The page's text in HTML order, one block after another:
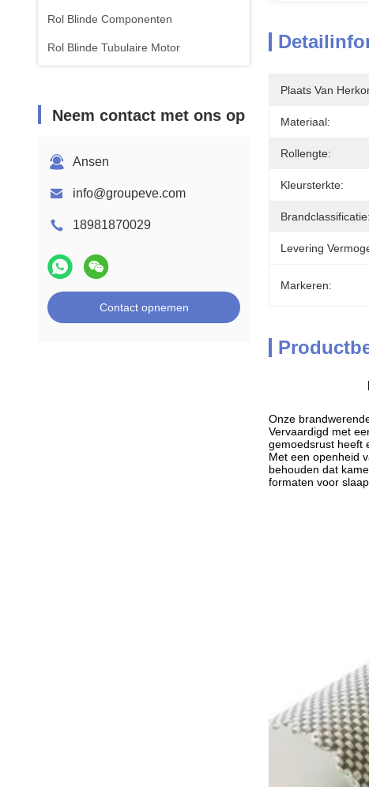
Rol Blinde Componenten
Rol Blinde Tubulaire Motor
Neem contact met ons op
Ansen
info@groupeve.com
18981870029
Contact opnemen
Plaats Van
Materiaal:
Rollengte:
Kleursterkte:
Brandclassificatie:
Levering
Markeren:
Onze
Vervaardigd met
gemoedsrust heeft
Met een openheid
behouden dat
formaten voor